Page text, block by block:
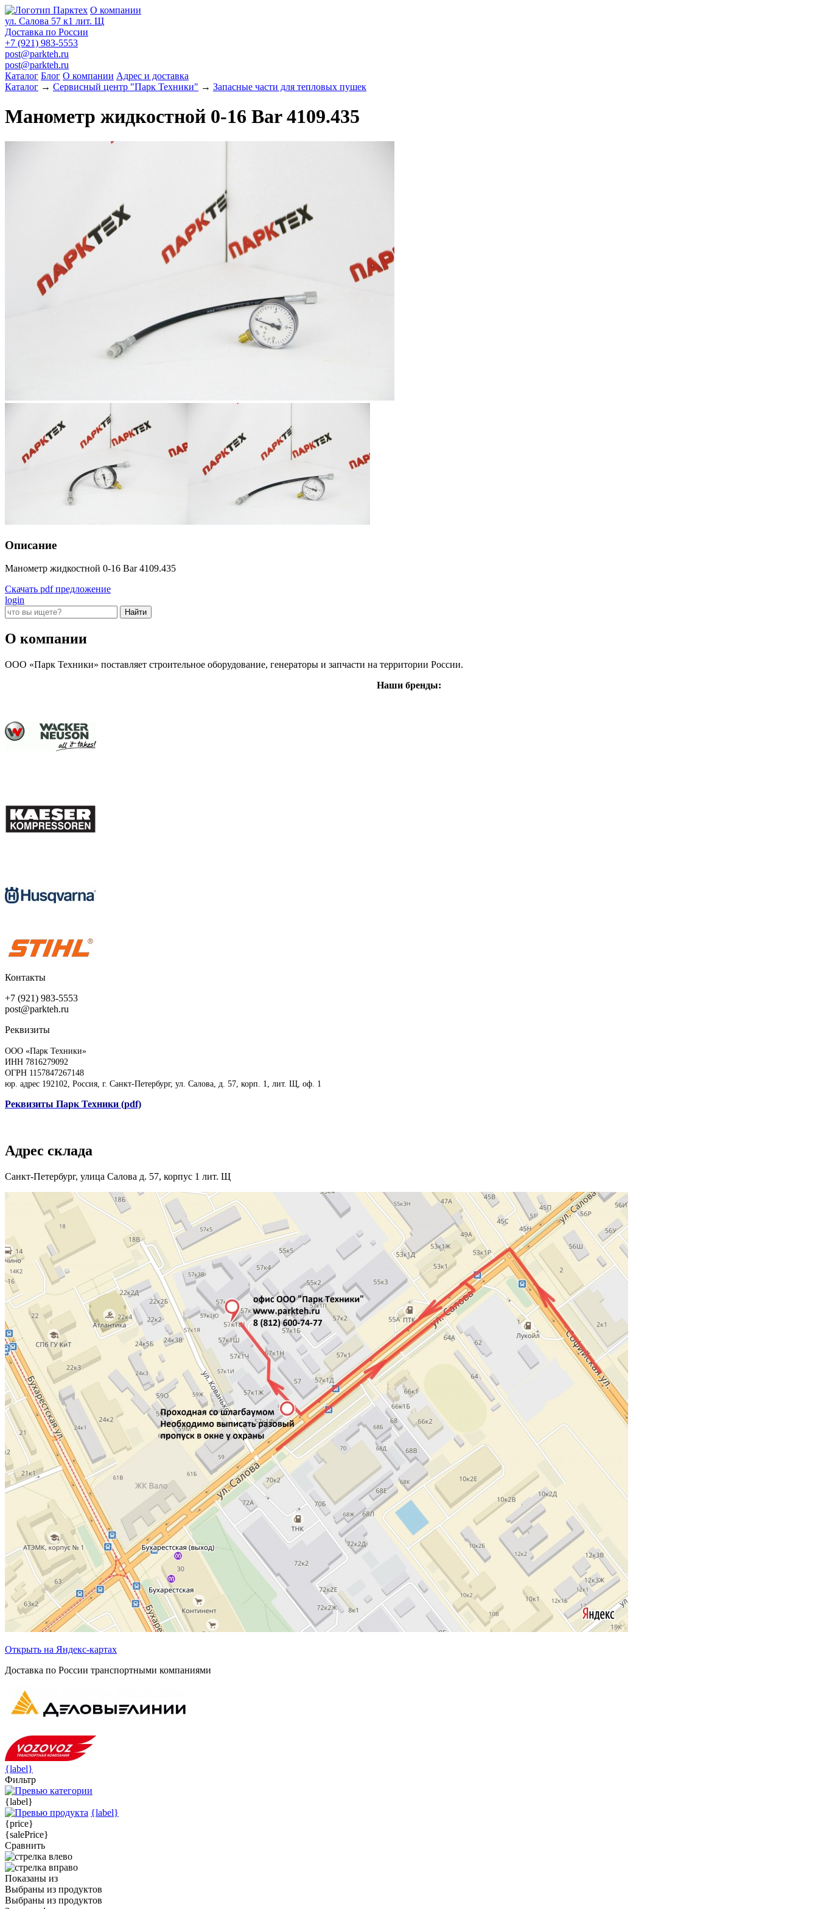
О компании
ул. Салова 57 к1 лит. Щ
Доставка по России
+7 (921) 983-5553
post@parkteh.ru
post@parkteh.ru
Каталог Блог О компании Адрес и доставка
Каталог → Сервисный центр "Парк Техники" → Запасные части для тепловых пушек
Манометр жидкостной 0-16 Bar 4109.435
Описание
Манометр жидкостной 0-16 Bar 4109.435
Скачать pdf предложение
login
О компании
ООО «Парк Техники» поставляет строительное оборудование, генераторы и запчасти на территории России.
Наши бренды:
Контакты
+7 (921) 983-5553
post@parkteh.ru
Реквизиты
ООО «Парк Техники»
ИНН 7816279092
ОГРН 1157847267148
юр. адрес 192102, Россия, г. Санкт-Петербург, ул. Салова, д. 57, корп. 1, лит. Щ, оф. 1
Реквизиты Парк Техники (pdf)
Адрес склада
Санкт-Петербург, улица Салова д. 57, корпус 1 лит. Щ
Открыть на Яндекс-картах
Доставка по России транспортными компаниями
{label}
Фильтр
{label}
{label}
{price}
{salePrice}
Сравнить
Показаны из
Выбраны из продуктов
Выбраны из продуктов